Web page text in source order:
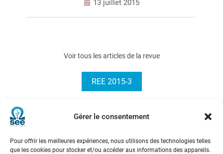
Gérer le consentement
Pour offrir les meilleures expériences, nous utilisons des technologies telles
que les cookies pour stocker et/ou accéder aux informations des appareils.
13 juillet 2015
Voir tous les articles de la revue
REE 2015-3